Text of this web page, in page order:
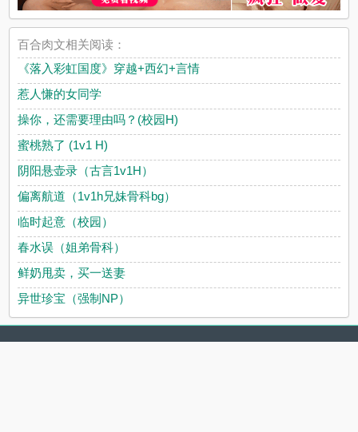
百合肉文相关阅读：
《落入彩虹国度》穿越+西幻+言情
惹人慊的女同学
操你，还需要理由吗？(校园H)
蜜桃熟了 (1v1 H)
阴阳悬壶录（古言1v1H）
偏离航道（1v1h兄妹骨科bg）
临时起意（校园）
春水误（姐弟骨科）
鲜奶甩卖，买一送妻
异世珍宝（强制NP）